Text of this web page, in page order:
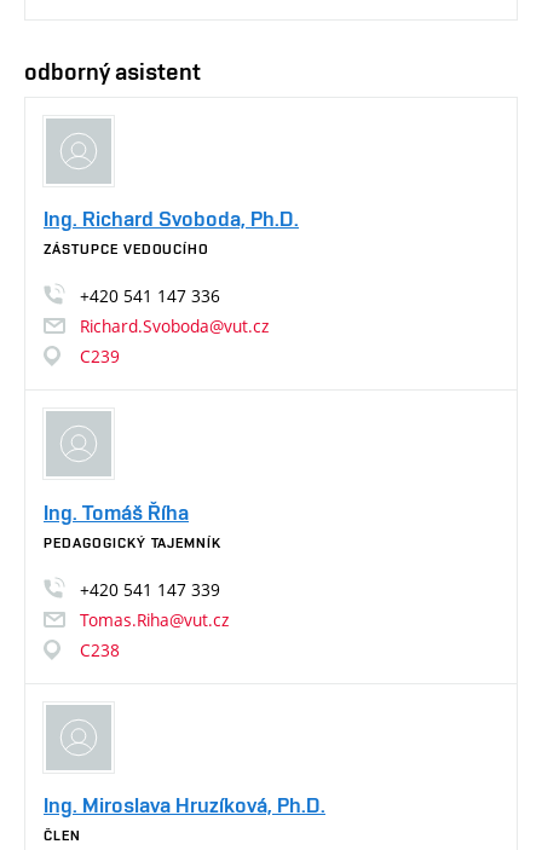
odborný asistent
Ing. Richard Svoboda, Ph.D.
ZÁSTUPCE VEDOUCÍHO
+420 541 147 336
Richard.Svoboda@vut.cz
C239
Ing. Tomáš Říha
PEDAGOGICKÝ TAJEMNÍK
+420 541 147 339
Tomas.Riha@vut.cz
C238
Ing. Miroslava Hruzíková, Ph.D.
ČLEN